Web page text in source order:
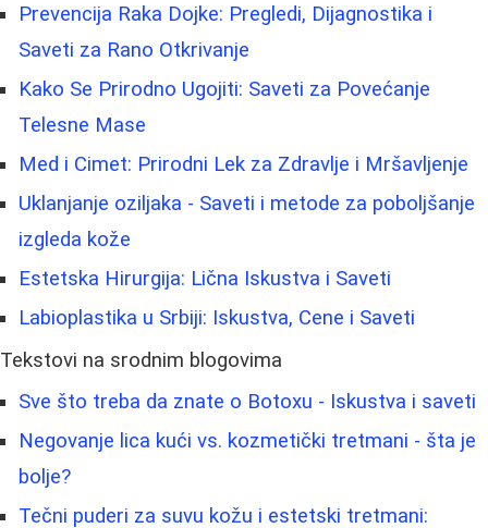
Prevencija Raka Dojke: Pregledi, Dijagnostika i
Saveti za Rano Otkrivanje
Kako Se Prirodno Ugojiti: Saveti za Povećanje
Telesne Mase
Med i Cimet: Prirodni Lek za Zdravlje i Mršavljenje
Uklanjanje oziljaka - Saveti i metode za poboljšanje
izgleda kože
Estetska Hirurgija: Lična Iskustva i Saveti
Labioplastika u Srbiji: Iskustva, Cene i Saveti
Tekstovi na srodnim blogovima
Sve što treba da znate o Botoxu - Iskustva i saveti
Negovanje lica kući vs. kozmetički tretmani - šta je
bolje?
Tečni puderi za suvu kožu i estetski tretmani: